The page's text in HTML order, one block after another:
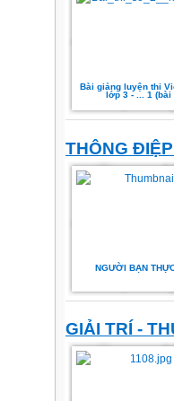
Bài giảng luyện thi
lớp 3 - ... 1 (bài
THÔNG
NGƯỜI BẠN
GIẢI TRÍ -